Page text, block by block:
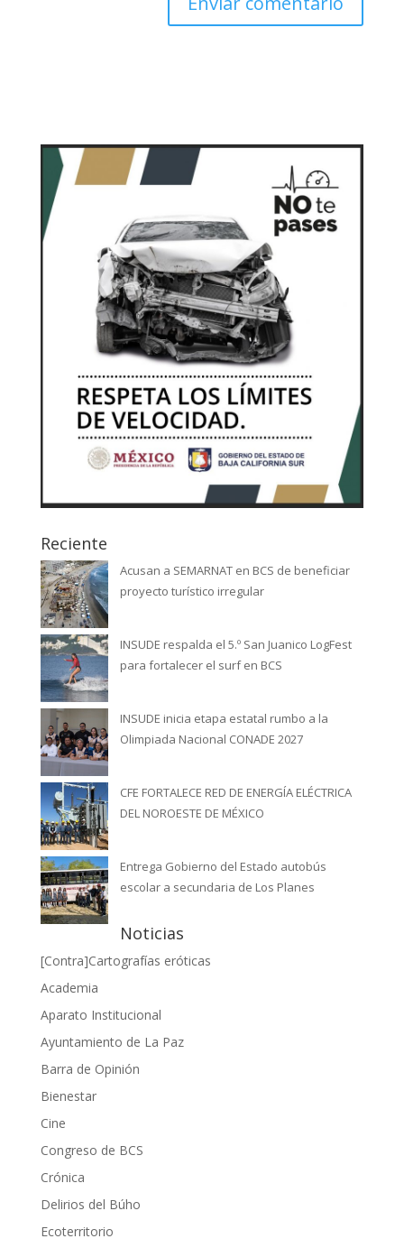
Reciente
Acusan a SEMARNAT en BCS de beneficiar
proyecto turístico irregular
INSUDE respalda el 5.º San Juanico LogFest
para fortalecer el surf en BCS
INSUDE inicia etapa estatal rumbo a la
Olimpiada Nacional CONADE 2027
CFE FORTALECE RED DE ENERGÍA ELÉCTRICA
DEL NOROESTE DE MÉXICO
Entrega Gobierno del Estado autobús
escolar a secundaria de Los Planes
Noticias
[Contra]Cartografías eróticas
Academia
Aparato Institucional
Ayuntamiento de La Paz
Barra de Opinión
Bienestar
Cine
Congreso de BCS
Crónica
Delirios del Búho
Ecoterritorio